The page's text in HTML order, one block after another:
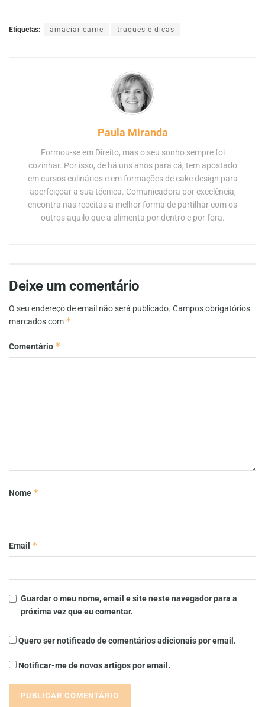
Etiquetas: amaciar carne truques e dicas
Paula Miranda
Formou-se em Direito, mas o seu sonho sempre foi
cozinhar. Por isso, de há uns anos para cá, tem apostado
em cursos culinários e em formações de cake design para
aperfeiçoar a sua técnica. Comunicadora por excelência,
encontra nas receitas a melhor forma de partilhar com os
outros aquilo que a alimenta por dentro e por fora.
Deixe um comentário
O seu endereço de email não será publicado. Campos obrigatórios
marcados com *
Comentário *
Nome *
Email *
Guardar o meu nome, email e site neste navegador para a
próxima vez que eu comentar.
Quero ser notificado de comentários adicionais por email.
Notificar-me de novos artigos por email.